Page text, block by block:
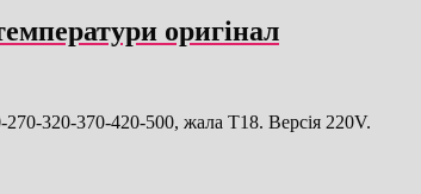
оригінал
320-370-420-500, жала T18. Версія 220V.